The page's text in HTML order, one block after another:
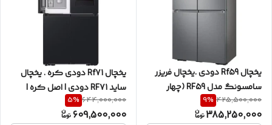
یخچال Rf59 دودی .یخچال فریزر
سامسونگ مدل RF59 (چهار
30 فوت - دودی
425,500,000
9%
385,250,000
یخچال Rf71 دودی کره . یخچال
ساید RF71 دودی | اصل کره |
آکبند | مناسب جهیزیه و مصرف
خانگی
644,000,000
5%
609,500,000